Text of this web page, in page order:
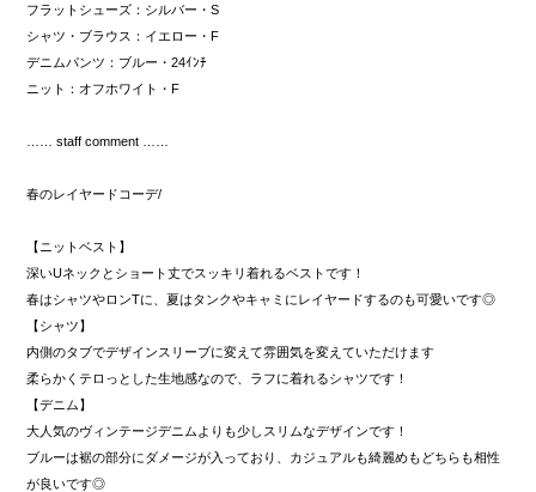
フラットシューズ：シルバー・S
シャツ・ブラウス：イエロー・F
デニムパンツ：ブルー・24ｲﾝﾁ
ニット：オフホワイト・F
…… staff comment ……
春のレイヤードコーデ/
【ニットベスト】
深いUネックとショート丈でスッキリ着れるベストです！
春はシャツやロンTに、夏はタンクやキャミにレイヤードするのも可愛いです◎
【シャツ】
内側のタブでデザインスリーブに変えて雰囲気を変えていただけます
柔らかくテロっとした生地感なので、ラフに着れるシャツです！
【デニム】
大人気のヴィンテージデニムよりも少しスリムなデザインです！
ブルーは裾の部分にダメージが入っており、カジュアルも綺麗めもどちらも相性
が良いです◎